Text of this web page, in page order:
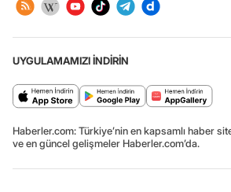
UYGULAMAMIZI İNDİRİN
Haberler.com: Türkiye’nin en kapsamlı haber
ve en güncel gelişmeler Haberler.com’da.